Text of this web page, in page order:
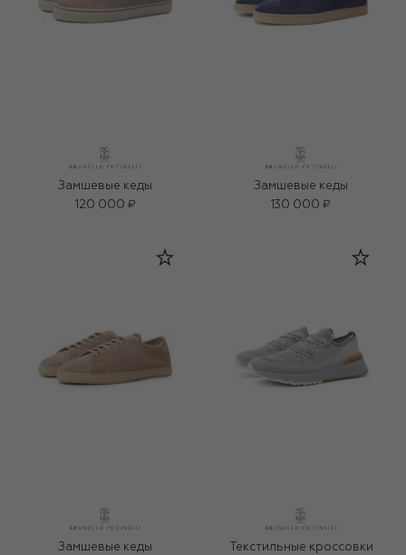
Замшевые кеды
120 000 ₽
Замшевые кеды
130 000 ₽
Замшевые кеды
Текстильные кроссовки